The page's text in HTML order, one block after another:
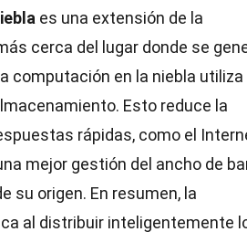
es una extensión de la
cerca del lugar donde se
computación en la niebla utiliza
Esto reduce la
rápidas, como el
mejor gestión del ancho de
su origen. En resumen, la
al distribuir inteligentemente